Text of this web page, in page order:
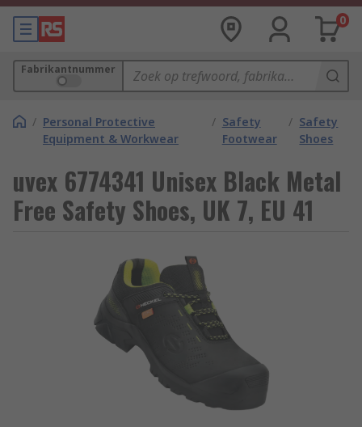
0
Fabrikantnummer
/ Personal Protective
Equipment & Workwear
/ Safety
Footwear
/ Safety
Shoes
uvex 6774341 Unisex Black Metal
Free Safety Shoes, UK 7, EU 41